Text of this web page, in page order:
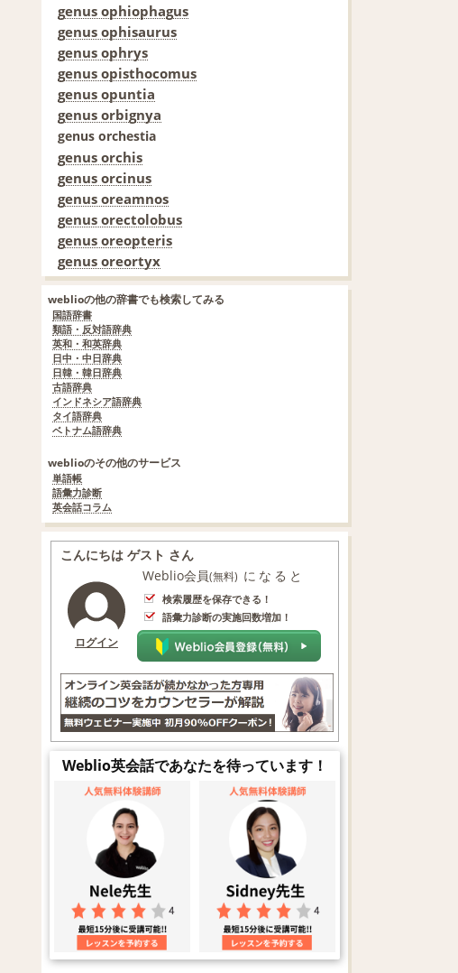
genus ophiophagus
genus ophisaurus
genus ophrys
genus opisthocomus
genus opuntia
genus orbignya
genus orchestia
genus orchis
genus orcinus
genus oreamnos
genus orectolobus
genus oreopteris
genus oreortyx
weblioの他の辞書でも検索してみる
国語辞書
類語・反対語辞典
英和・和英辞典
日中・中日辞典
日韓・韓日辞典
古語辞典
インドネシア語辞典
タイ語辞典
ベトナム語辞典
weblioのその他のサービス
単語帳
語彙力診断
英会話コラム
こんにちは ゲスト さん
ログイン
Weblio会員(無料) になると
検索履歴を保存できる！
語彙力診断の実施回数増加！
Weblio英会話であなたを待っています！